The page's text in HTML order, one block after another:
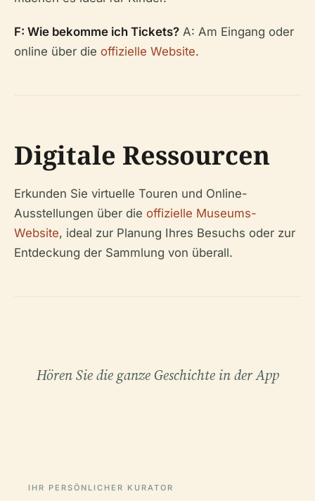
F: Wie bekomme ich Tickets? A: Am Eingang oder
online über die offizielle Website.
Digitale Ressourcen
Erkunden Sie virtuelle Touren und Online-
Ausstellungen über die offizielle Museums-
Website, ideal zur Planung Ihres Besuchs oder zur
Entdeckung der Sammlung von überall.
Hören Sie die ganze Geschichte in der App
IHR PERSÖNLICHER KURATOR